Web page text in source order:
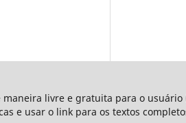
livre e gratuita para o usuário
e usar o link para os textos